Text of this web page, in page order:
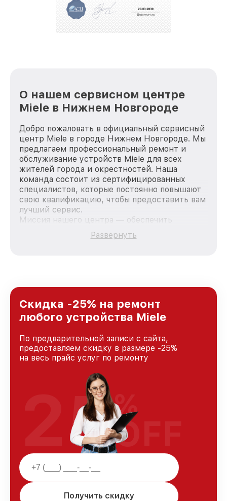
О нашем сервисном центре
Miele в Нижнем Новгороде
Добро пожаловать в официальный сервисный
центр Miele в городе Нижнем Новгороде. Мы
предлагаем профессиональный ремонт и
обслуживание устройств Miele для всех
жителей города и окрестностей. Наша
команда состоит из сертифицированных
специалистов, которые постоянно повышают
свою квалификацию, чтобы предоставить вам
лучший сервис.
Миссия нашего центра — обеспечить
качественный и доступный ремонт для
каждого пользователя продукции Miele, вне
Нижнем Новгороде, постоянно повышая
уровень доверия и лояльности наших
клиентов.
Развернуть
Скидка -25% на ремонт
любого устройства Miele
По предварительной записи с сайта,
предоставляем скидку в размере -25%
на весь прайс услуг по ремонту
Получить скидку
25%
OFF